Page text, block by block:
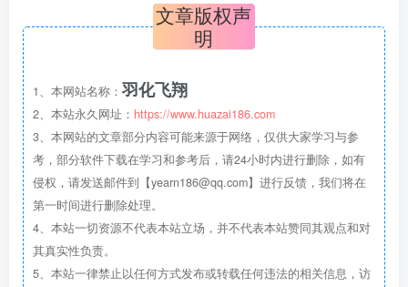
文章版权声
明
1、本网站名称： 羽化飞翔
2、本站永久网址： https://www.huazai186.com
3、本网站的文章部分内容可能来源于网络，仅供大家学习与参
考，部分软件下载在学习和参考后，请24小时内进行删除，如有
侵权，请发送邮件到【yearn186@qq.com】进行反馈，我们将在
第一时间进行删除处理。
4、本站一切资源不代表本站立场，并不代表本站赞同其观点和对
其真实性负责。
5、本站一律禁止以任何方式发布或转载任何违法的相关信息，访